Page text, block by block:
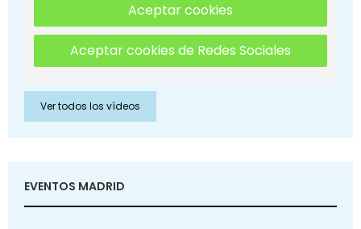
Aceptar cookies
Aceptar cookies de Redes Sociales
Ver todos los vídeos
EVENTOS MADRID